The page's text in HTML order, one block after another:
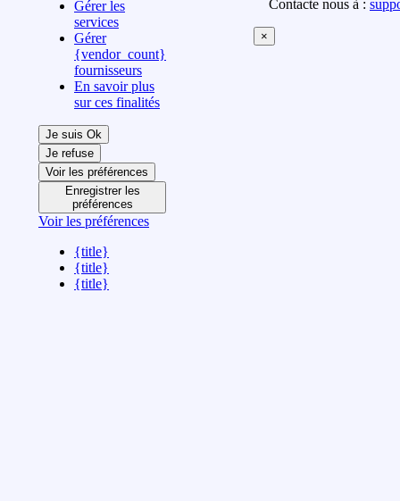
Gérer les
services
Gérer
{vendor_count}
fournisseurs
En savoir plus
sur ces finalités
Je suis Ok
Je refuse
Voir les préférences
Enregistrer les
préférences
Voir les préférences
{title}
{title}
{title}
Contacte nous à :
×